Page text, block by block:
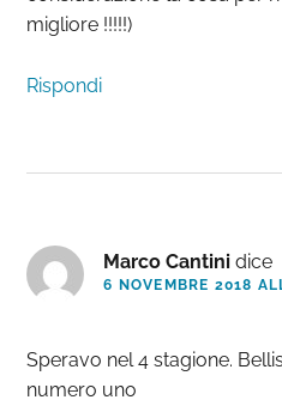
migliore !!!!!)
Rispondi
Marco Cantini dice
6 NOVEMBRE 2018
Speravo nel 4 stagione.
numero uno